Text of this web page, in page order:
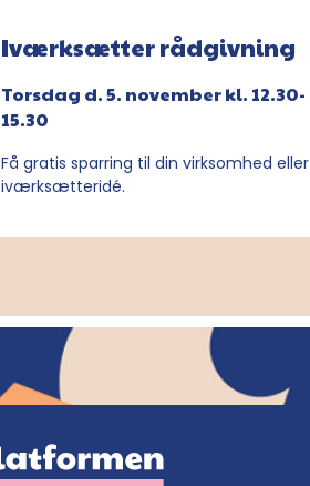
Iværksætter rådgivning
Torsdag d. 5. november kl. 12.30-
15.30
Få gratis sparring til din virksomhed eller
iværksætteridé.